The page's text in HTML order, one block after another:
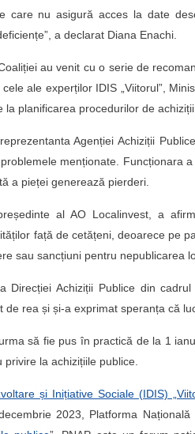
care nu asigură acces la date
a declarat Diana Enachi.
au venit cu o serie de
ale experților IDIS „Viitorul”,
la planificarea procedurilor de achiziții
Agenției Achiziții
menționate. Funcționara
a pieței generează pierderi.
al AO Localinvest, a
față de cetățeni, deoarece pe
sau sancțiuni pentru nepublicarea
Direcției Achiziții Publice din
de rea și și-a exprimat speranța că
să fie pus în practică de la 1
la achizițiile publice.
și Inițiative Sociale (IDIS)
2023, Platforma Națională